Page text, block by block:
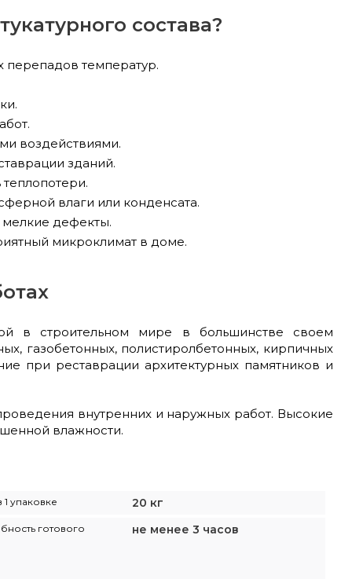
состава?
перепадов температур.
воздействиями.
зданий.
влаги или конденсата.
мелкие дефекты.
микроклимат в доме.
в строительном мире в большинстве своем
газобетонных, полистиролбетонных, кирпичных
при реставрации архитектурных памятников и
внутренних и наружных работ. Высокие
влажности.
упаковке 20 кг
готового не менее 3 часов